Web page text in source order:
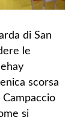
di San
le
scorsa
si